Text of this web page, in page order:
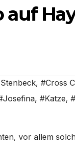
auf
, #Cross
, #Katze,
vor allem